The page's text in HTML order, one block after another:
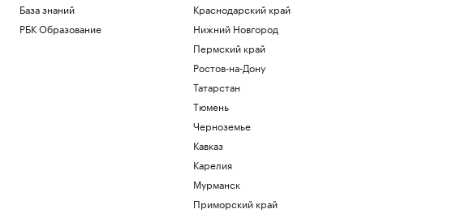
База знаний
РБК Образование
Краснодарский край
Нижний Новгород
Пермский край
Ростов-на-Дону
Татарстан
Тюмень
Черноземье
Кавказ
Карелия
Мурманск
Приморский край